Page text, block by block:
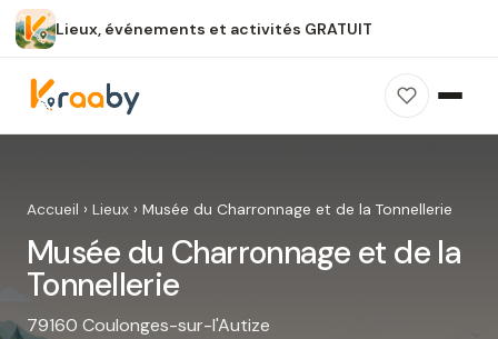
Lieux, événements et activités GRATUIT
Photos, avis, carte et accès : découvrez ce
spot dans Kraaby.
Ouvrir dans Kraaby
Accueil › Lieux › Musée du Charronnage et de la Tonnellerie
Musée du Charronnage et de la
Tonnellerie
79160 Coulonges-sur-l'Autize